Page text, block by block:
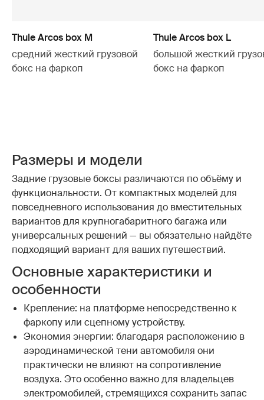
Thule Arcos box M
средний жесткий грузовой
бокс на фаркоп
Thule Arcos box L
большой жесткий
бокс на фаркоп
Размеры и модели
Задние грузовые боксы различаются по объёму и
функциональности. От компактных моделей для
повседневного использования до вместительных
вариантов для крупногабаритного багажа или
универсальных решений — вы обязательно найдёте
подходящий вариант для ваших путешествий.
Основные характеристики и
особенности
Крепление: на платформе непосредственно к
фаркопу или сцепному устройству.
Экономия энергии: благодаря расположению в
аэродинамической тени автомобиля они
практически не влияют на сопротивление
воздуха. Это особенно важно для владельцев
электромобилей, стремящихся сохранить запас